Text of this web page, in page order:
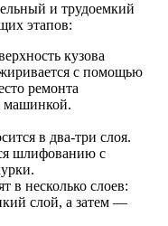
и трудоемкий
этапов:
кузова
с помощью
ремонта
машинкой.
в два-три слоя.
шлифованию с
в несколько слоев:
слой, а затем —